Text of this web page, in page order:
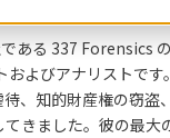
ある 337 Forensics
およびアナリストで
、知的財産権の窃盗
てきました。彼の最大